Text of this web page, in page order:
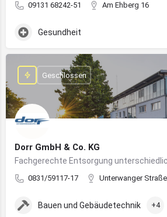
09131 68242-51 Am Ehberg 16
Gesundheit
Dorr GmbH & Co. KG
0831/59117-17 Unterwanger
Geschlossen
Bauen und Gebäudetechnik +4